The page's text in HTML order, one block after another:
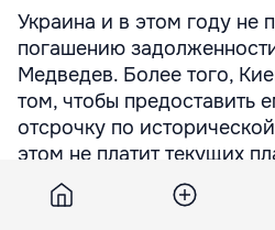
Украина и в этом году не
погашению
Медведев. Более того,
том, чтобы предоставить
отсрочку по
этом не платит текущих